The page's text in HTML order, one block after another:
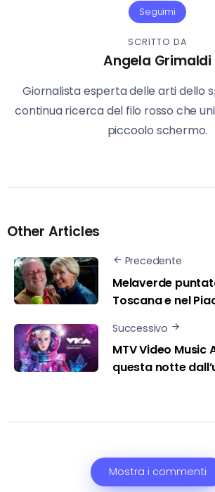
Seguimi
SCRITTO DA
Angela Grimaldi
Giornalista esperta delle arti dello
continua ricerca del filo rosso che
piccoolo schermo.
Other Articles
Precedente
Melaverde
Toscana e nel
Successivo
MTV Video Music
questa notte
Mostra i commenti